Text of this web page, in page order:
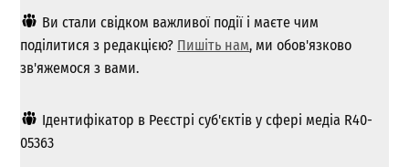
Ви стали свідком важливої ​​події і маєте чим
поділитися з редакцією? Пишіть нам, ми обов'язково
зв'яжемося з вами.
Ідентифікатор в Реєстрі суб'єктів у сфері медіа R40-
05363